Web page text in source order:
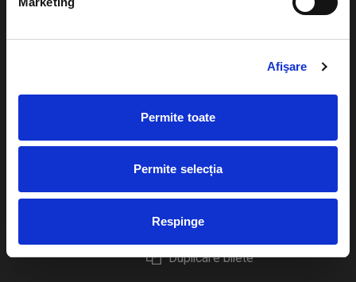
Afişare
Permite toate
Permite selecția
Respinge
Cum comand bilete?
Plata online sau cash
eBilet printat acasa
Livrare prin curier
Returnare bilete
Duplicare bilete
Evenimente
festivaluri
Pentru copii